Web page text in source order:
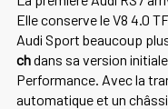
Elle conserve le V8 4.0
Audi Sport beaucoup
chdans sa version
Performance. Avec la
automatique et un